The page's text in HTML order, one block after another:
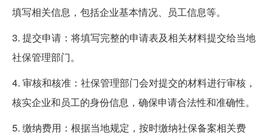
填写相关信息，包括企业基本情况、员工信息等。
3. 提交申请：将填写完整的申请表及相关材料提交给当地
社保管理部门。
4. 审核和核准：社保管理部门会对提交的材料进行审核，
核实企业和员工的身份信息，确保申请合法性和准确性。
5. 缴纳费用：根据当地规定，按时缴纳社保备案相关费